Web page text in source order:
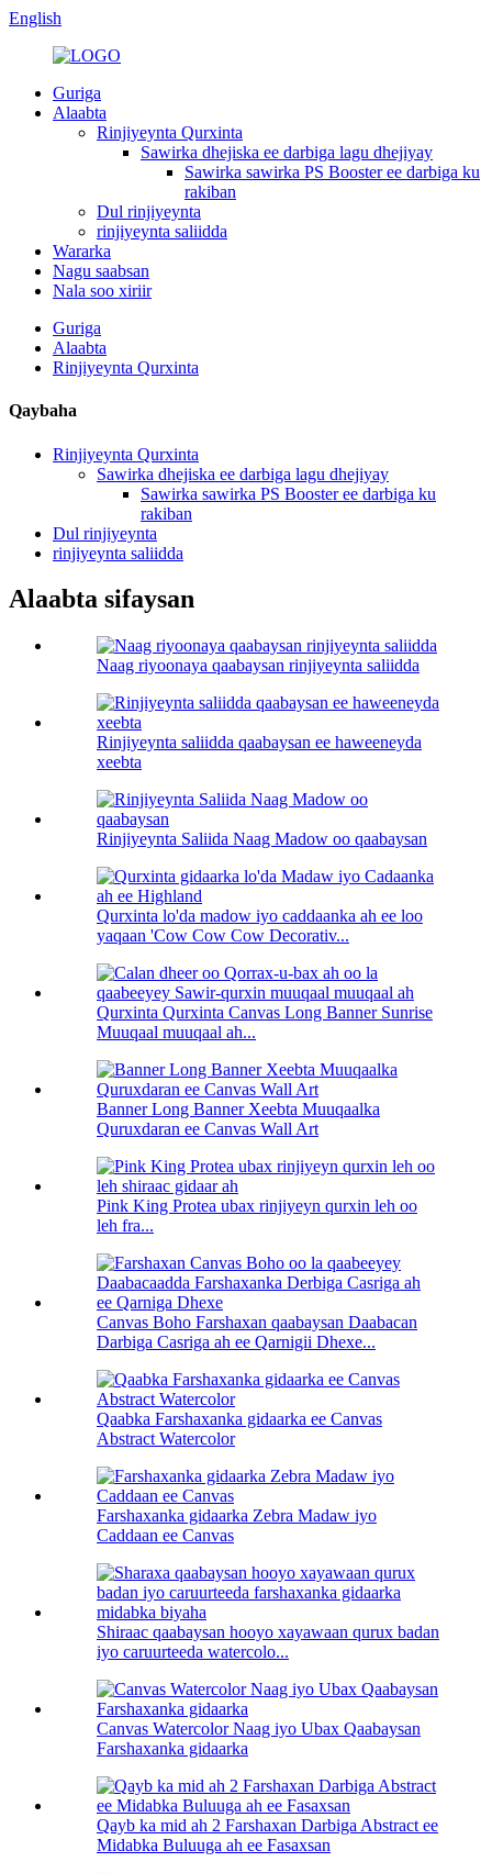
English
Guriga
Alaabta
Rinjiyeynta Qurxinta
Sawirka dhejiska ee darbiga lagu dhejiyay
Sawirka sawirka PS Booster ee darbiga ku
rakiban
Dul rinjiyeynta
rinjiyeynta saliidda
Wararka
Nagu saabsan
Nala soo xiriir
Guriga
Alaabta
Rinjiyeynta Qurxinta
Qaybaha
Rinjiyeynta Qurxinta
Sawirka dhejiska ee darbiga lagu dhejiyay
Sawirka sawirka PS Booster ee darbiga ku
rakiban
Dul rinjiyeynta
rinjiyeynta saliidda
Alaabta sifaysan
Naag riyoonaya qaabaysan rinjiyeynta saliidda
Rinjiyeynta saliidda qaabaysan ee haweeneyda
xeebta
Rinjiyeynta Saliida Naag Madow oo qaabaysan
Qurxinta lo'da madow iyo caddaanka ah ee loo
yaqaan 'Cow Cow Cow Decorativ...
Qurxinta Qurxinta Canvas Long Banner Sunrise
Muuqaal muuqaal ah...
Banner Long Banner Xeebta Muuqaalka
Quruxdaran ee Canvas Wall Art
Pink King Protea ubax rinjiyeyn qurxin leh oo
leh fra...
Canvas Boho Farshaxan qaabaysan Daabacan
Darbiga Casriga ah ee Qarnigii Dhexe...
Qaabka Farshaxanka gidaarka ee Canvas
Abstract Watercolor
Farshaxanka gidaarka Zebra Madaw iyo
Caddaan ee Canvas
Shiraac qaabaysan hooyo xayawaan qurux badan
iyo caruurteeda watercolo...
Canvas Watercolor Naag iyo Ubax Qaabaysan
Farshaxanka gidaarka
Qayb ka mid ah 2 Farshaxan Darbiga Abstract ee
Midabka Buluuga ah ee Fasaxsan